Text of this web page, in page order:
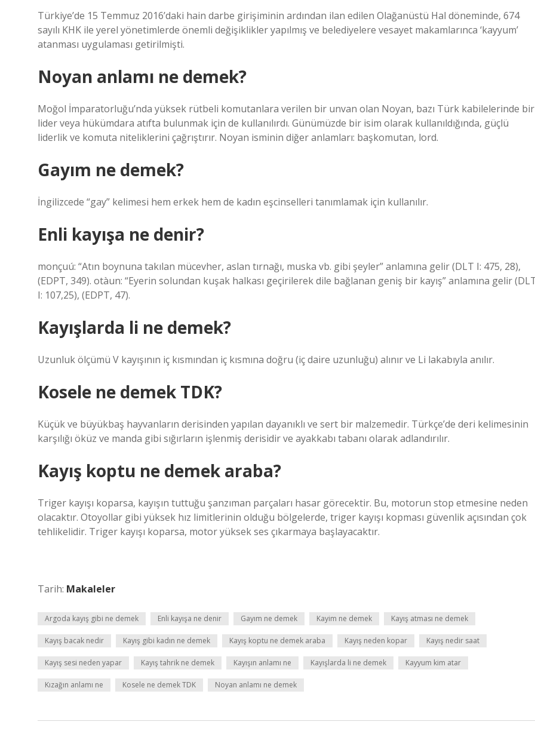
Türkiye’de 15 Temmuz 2016’daki hain darbe girişiminin ardından ilan edilen Olağanüstü Hal döneminde, 674
sayılı KHK ile yerel yönetimlerde önemli değişiklikler yapılmış ve belediyelere vesayet makamlarınca ‘kayyum’
atanması uygulaması getirilmişti.
Noyan anlamı ne demek?
Moğol İmparatorluğu’nda yüksek rütbeli komutanlara verilen bir unvan olan Noyan, bazı Türk kabilelerinde bir
lider veya hükümdara atıfta bulunmak için de kullanılırdı. Günümüzde bir isim olarak kullanıldığında, güçlü
liderlik ve komuta niteliklerini çağrıştırır. Noyan isminin diğer anlamları: başkomutan, lord.
Gayım ne demek?
İngilizcede “gay” kelimesi hem erkek hem de kadın eşcinselleri tanımlamak için kullanılır.
Enli kayışa ne denir?
monçuú: “Atın boynuna takılan mücevher, aslan tırnağı, muska vb. gibi şeyler” anlamına gelir (DLT I: 475, 28),
(EDPT, 349). otàun: “Eyerin solundan kuşak halkası geçirilerek dile bağlanan geniş bir kayış” anlamına gelir
I: 107,25), (EDPT, 47).
Kayışlarda li ne demek?
Uzunluk ölçümü V kayışının iç kısmından iç kısmına doğru (iç daire uzunluğu) alınır ve Li lakabıyla anılır.
Kosele ne demek TDK?
Küçük ve büyükbaş hayvanların derisinden yapılan dayanıklı ve sert bir malzemedir. Türkçe’de deri kelimesinin
karşılığı öküz ve manda gibi sığırların işlenmiş derisidir ve ayakkabı tabanı olarak adlandırılır.
Kayış koptu ne demek araba?
Triger kayışı koparsa, kayışın tuttuğu şanzıman parçaları hasar görecektir. Bu, motorun stop etmesine neden
olacaktır. Otoyollar gibi yüksek hız limitlerinin olduğu bölgelerde, triger kayışı kopması güvenlik açısından çok
tehlikelidir. Triger kayışı koparsa, motor yüksek ses çıkarmaya başlayacaktır.
Tarih: Makaleler
Argoda kayış gibi ne demek Enli kayışa ne denir Gayım ne demek Kayim ne demek Kayış atması ne demek
Kayış bacak nedir Kayış gibi kadın ne demek Kayış koptu ne demek araba Kayış neden kopar Kayış nedir saat
Kayış sesi neden yapar Kayış tahrik ne demek Kayışın anlamı ne Kayışlarda li ne demek Kayyum kim atar
Kızağın anlamı ne Kosele ne demek TDK Noyan anlamı ne demek